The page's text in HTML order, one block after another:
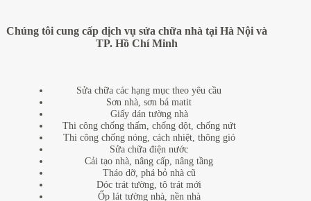
Chúng tôi cung cấp dịch vụ sửa chữa nhà tại Hà Nội và
TP. Hồ Chí Minh
Sửa chữa các hạng mục theo yêu cầu
Sơn nhà, sơn bả matit
Giấy dán tường nhà
Thi công chống thấm, chống dột, chống nứt
Thi công chống nóng, cách nhiệt, thông gió
Sửa chữa điện nước
Cải tạo nhà, nâng cấp, nâng tầng
Tháo dỡ, phá bỏ nhà cũ
Dóc trát tường, tô trát mới
Ốp lát tường nhà, nền nhà